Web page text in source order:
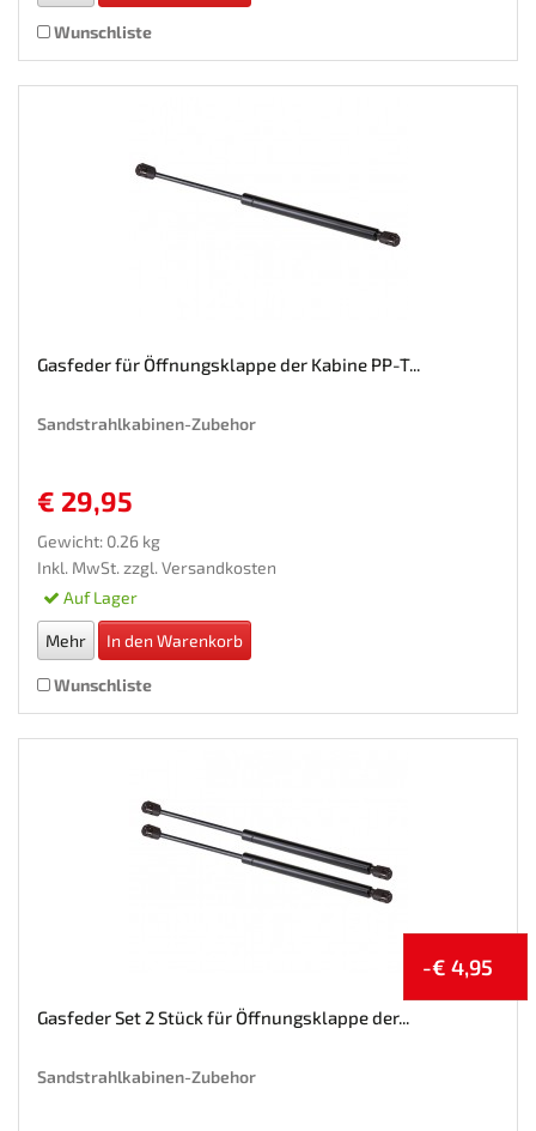
Wunschliste
Gasfeder für Öffnungsklappe der Kabine PP-T...
Sandstrahlkabinen-Zubehor
€ 29,95
Gewicht: 0.26 kg
Inkl. MwSt. zzgl. Versandkosten
Auf Lager
Mehr In den Warenkorb
Wunschliste
-€ 4,95
Gasfeder Set 2 Stück für Öffnungsklappe der...
Sandstrahlkabinen-Zubehor